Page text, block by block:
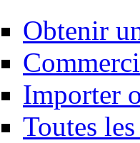
Obtenir
Importer
Toutes